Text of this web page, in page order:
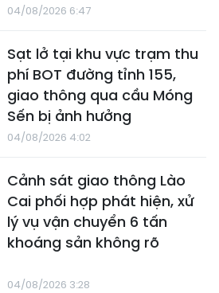
04/08/2026 6:47
Sạt lở tại khu vực trạm thu
phí BOT đường tỉnh 155,
giao thông qua cầu Móng
Sến bị ảnh hưởng
04/08/2026 4:02
Cảnh sát giao thông Lào
Cai phối hợp phát hiện, xử
lý vụ vận chuyển 6 tấn
khoáng sản không rõ
04/08/2026 3:28